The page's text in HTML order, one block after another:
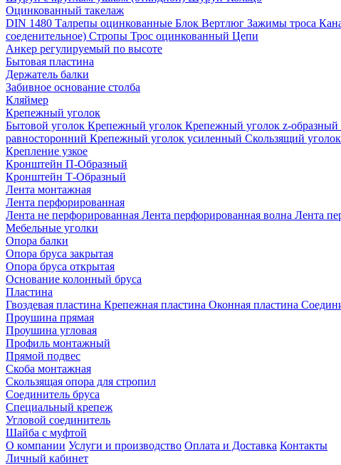
Оцинкованный такелаж
DIN 1480 Талрепы оцинкованные Блок Вертлюг Зажимы троса
соеденительное) Стропы Трос оцинкованный Цепи
Анкер регулируемый по высоте
Бытовая пластина
Держатель балки
Забивное основание столба
Кляймер
Крепежный уголок
Бытовой уголок Крепежный уголок Крепежный уголок z-образный
равносторонний Крепежный уголок усиленный Скользящий уголок
Крепление узкое
Кронштейн П-Образный
Кронштейн Т-Образный
Лента монтажная
Лента перфорированная
Лента не перфорированная Лента перфорированная волна Лента
Мебельные уголки
Опора балки
Опора бруса закрытая
Опора бруса открытая
Основание колонный бруса
Пластина
Гвоздевая пластина Крепежная пластина Оконная пластина
Проушина прямая
Проушина угловая
Профиль монтажный
Прямой подвес
Скоба монтажная
Скользящая опора для стропил
Соединитель бруса
Специальный крепеж
Угловой соединитель
Шайба с муфтой
О компании Услуги и производство Оплата и Доставка Контакты
Личный кабинет